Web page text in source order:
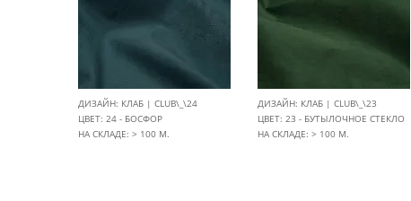
ДИЗАЙН: КЛАБ | CLUB\_\24
ЦВЕТ: 24 - БОСФОР
НА СКЛАДЕ: > 100 М.
ДИЗАЙН: КЛАБ | CLUB\_\23
ЦВЕТ: 23 - БУТЫЛОЧНОЕ СТЕКЛО
НА СКЛАДЕ: > 100 М.